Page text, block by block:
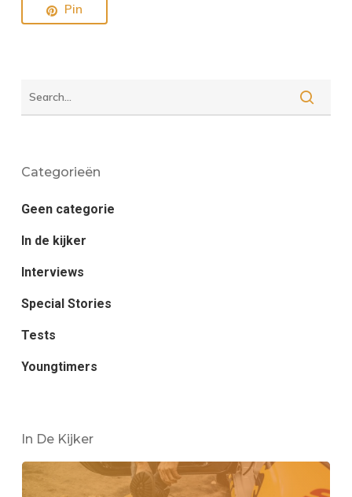
Pin
Categorieën
Geen categorie
In de kijker
Interviews
Special Stories
Tests
Youngtimers
In De Kijker